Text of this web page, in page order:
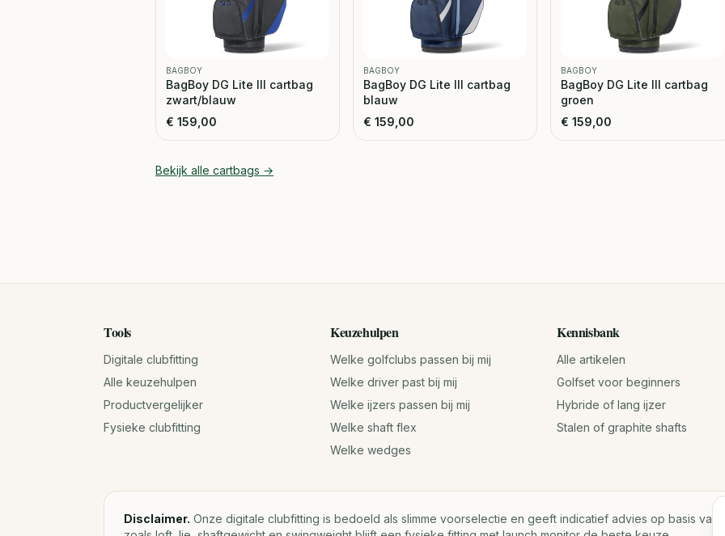
BAGBOY
BagBoy DG Lite III cartbag
zwart/blauw
€ 159,00
BAGBOY
BagBoy DG Lite III cartbag
blauw
€ 159,00
BAGBOY
BagBoy DG Lite III cartbag
groen
€ 159,00
Bekijk alle cartbags →
Tools
Digitale clubfitting
Alle keuzehulpen
Productvergelijker
Fysieke clubfitting
Keuzehulpen
Welke golfclubs passen bij mij
Welke driver past bij mij
Welke ijzers passen bij mij
Welke shaft flex
Welke wedges
Kennisbank
Alle artikelen
Golfset voor beginners
Hybride of lang ijzer
Stalen of graphite shafts
Disclaimer. Onze digitale clubfitting is bedoeld als slimme voorselectie en geeft indicatief advies op basis